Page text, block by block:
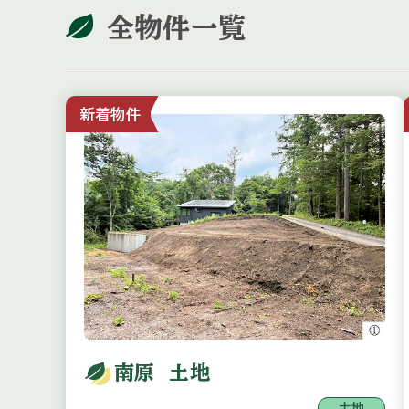
全物件一覧
新着物件
南原 土地